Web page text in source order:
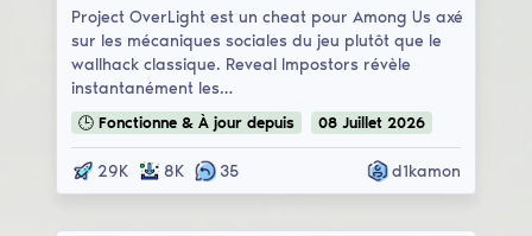
Project OverLight est un cheat pour Among Us axé
sur les mécaniques sociales du jeu plutôt que le
wallhack classique. Reveal Impostors révèle
instantanément les…
🕒 Fonctionne & À jour depuis 08 Juillet 2026
29K 8K 35 d1kamon